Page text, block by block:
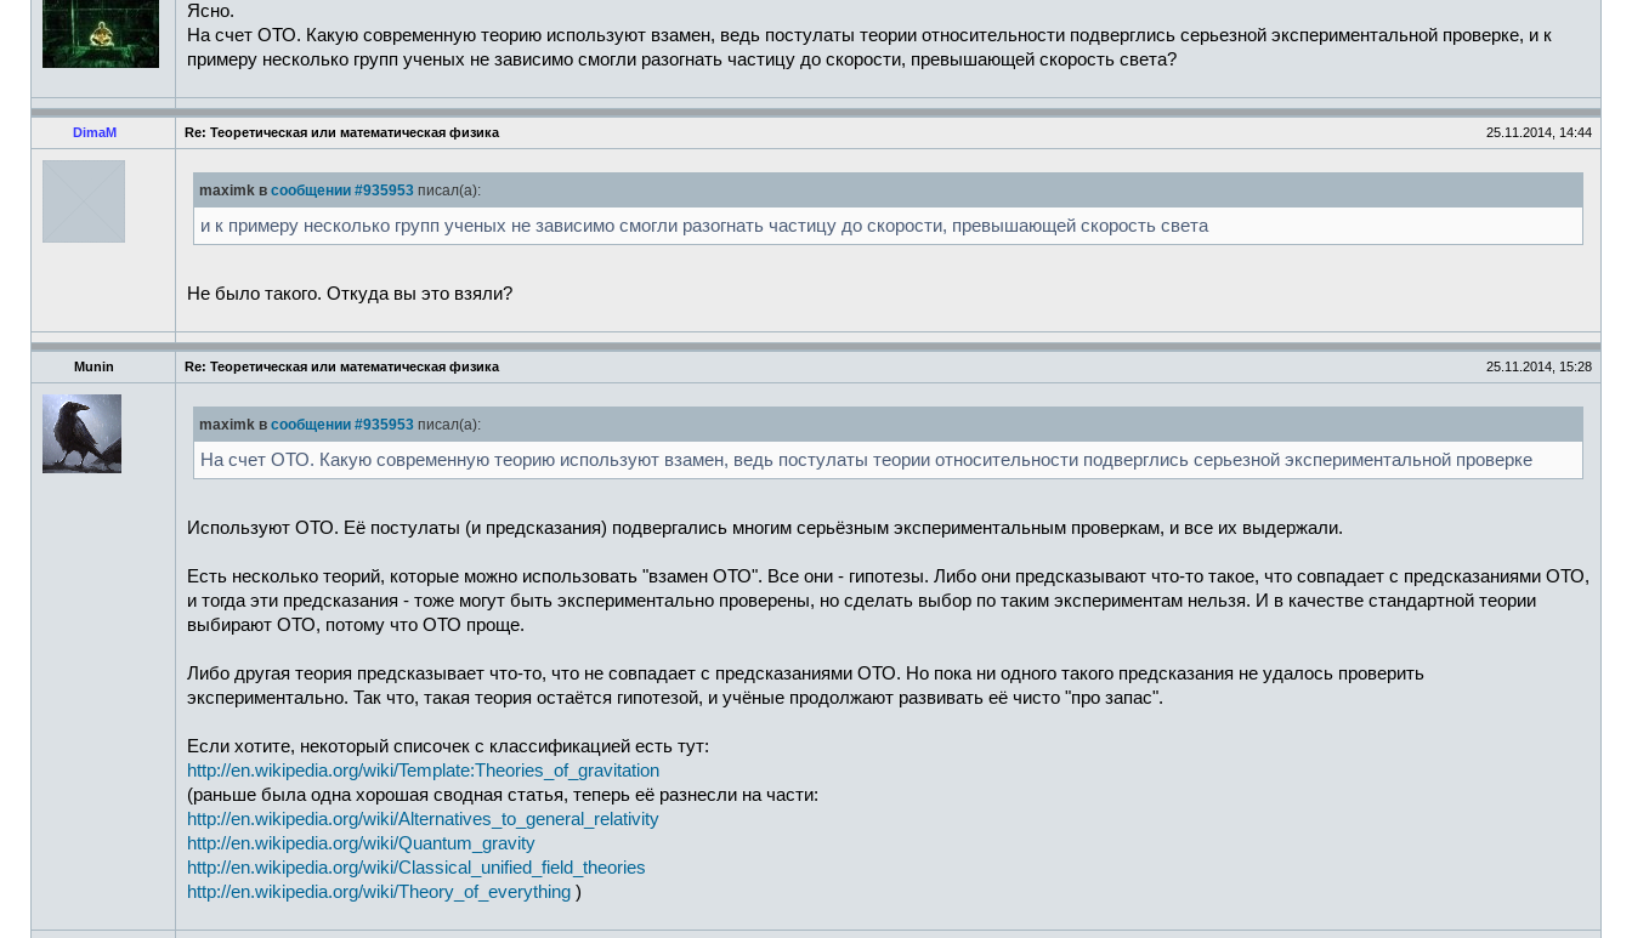
Ясно.
На счет ОТО. Какую современную теорию используют взамен, ведь постулаты теории относительности подверглись серьезной экспериментальной проверке, и к
примеру несколько групп ученых не зависимо смогли разогнать частицу до скорости, превышающей скорость света?
DimaM Re: Теоретическая или математическая физика 25.11.2014, 14:44
maximk в сообщении #935953 писал(а):
и к примеру несколько групп ученых не зависимо смогли разогнать частицу до скорости, превышающей скорость света
Не было такого. Откуда вы это взяли?
Munin Re: Теоретическая или математическая физика 25.11.2014, 15:28
maximk в сообщении #935953 писал(а):
На счет ОТО. Какую современную теорию используют взамен, ведь постулаты теории относительности подверглись серьезной экспериментальной проверке
Используют ОТО. Её постулаты (и предсказания) подвергались многим серьёзным экспериментальным проверкам, и все их выдержали.
Есть несколько теорий, которые можно использовать "взамен ОТО". Все они - гипотезы. Либо они предсказывают что-то такое, что совпадает с предсказаниями ОТО,
и тогда эти предсказания - тоже могут быть экспериментально проверены, но сделать выбор по таким экспериментам нельзя. И в качестве стандартной теории
выбирают ОТО, потому что ОТО проще.
Либо другая теория предсказывает что-то, что не совпадает с предсказаниями ОТО. Но пока ни одного такого предсказания не удалось проверить
экспериментально. Так что, такая теория остаётся гипотезой, и учёные продолжают развивать её чисто "про запас".
Если хотите, некоторый списочек с классификацией есть тут:
http://en.wikipedia.org/wiki/Template:Theories_of_gravitation
(раньше была одна хорошая сводная статья, теперь её разнесли на части:
http://en.wikipedia.org/wiki/Alternatives_to_general_relativity
http://en.wikipedia.org/wiki/Quantum_gravity
http://en.wikipedia.org/wiki/Classical_unified_field_theories
http://en.wikipedia.org/wiki/Theory_of_everything )